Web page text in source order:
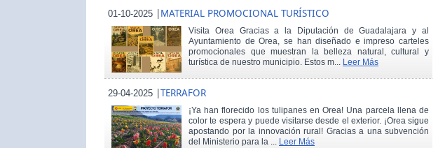
01-10-2025 |MATERIAL PROMOCIONAL TURÍSTICO
Visita Orea Gracias a la Diputación de Guadalajara y al
Ayuntamiento de Orea, se han diseñado e impreso carteles
promocionales que muestran la belleza natural, cultural y
turística de nuestro municipio. Estos m... Leer Más
29-04-2025 |TERRAFOR
¡Ya han florecido los tulipanes en Orea! Una parcela llena de
color te espera y puede visitarse desde el exterior. ¡Orea sigue
apostando por la innovación rural! Gracias a una subvención
del Ministerio para la ... Leer Más